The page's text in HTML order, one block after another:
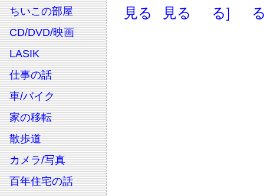
ちいこの部屋
CD/DVD/映画
LASIK
仕事の話
車/バイク
家の移転
散歩道
カメラ/写真
百年住宅の話
見る
見る
る]